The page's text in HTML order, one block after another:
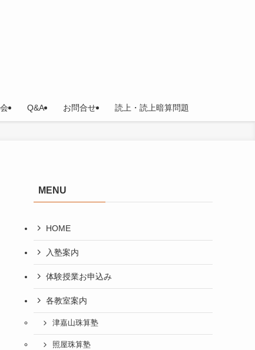
Q&A お問合せ 読上・読上暗算問題
MENU
HOME
入塾案内
体験授業お申込み
各教室案内
津嘉山珠算塾
照屋珠算塾